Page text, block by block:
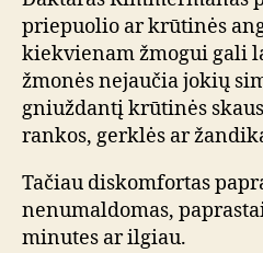
priepuolio ar krūtinės
kiekvienam žmogui gali
žmonės nejaučia jokių
gniuždantį krūtinės
rankos, gerklės ar
Tačiau diskomfortas
nenumaldomas,
minutes ar ilgiau.